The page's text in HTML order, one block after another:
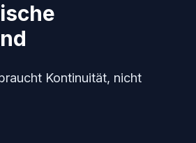
Kontinuität, nicht